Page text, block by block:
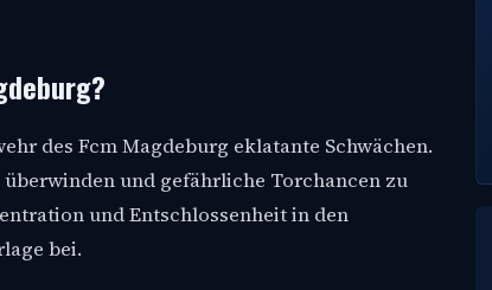
des Fcm Magdeburg eklatante Schwächen.
und gefährliche Torchancen zu
und Entschlossenheit in den
bei.